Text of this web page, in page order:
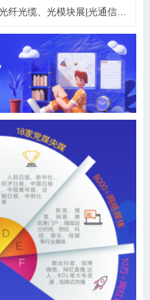
、光模块展|光通信设备展览会